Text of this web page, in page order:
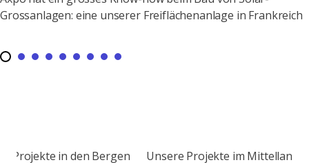
Grossanlagen: eine unserer Freiflächenanlage in Frankreich
Unsere Projekte im Mittelland Kontakt News